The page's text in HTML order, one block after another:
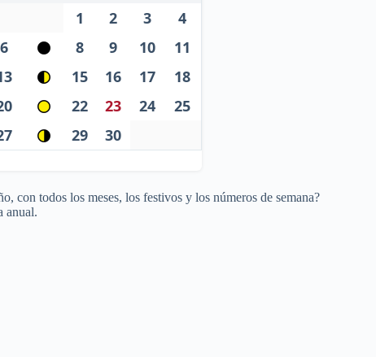
1 2 3
4
6 8 9 10
11
15 16 17
18
22 23 24
25
29 30
con todos los meses, los festivos y los números de semana?
anual.